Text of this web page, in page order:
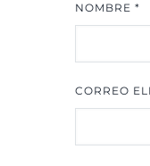
NOMBRE *
CORREO